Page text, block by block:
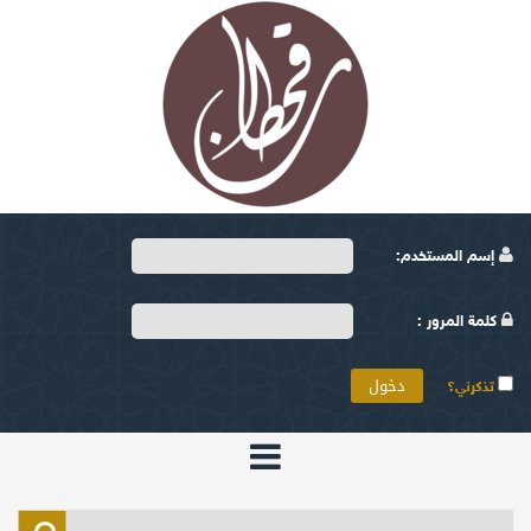
إسم المستخدم:
كلمة المرور :
تذكرني؟